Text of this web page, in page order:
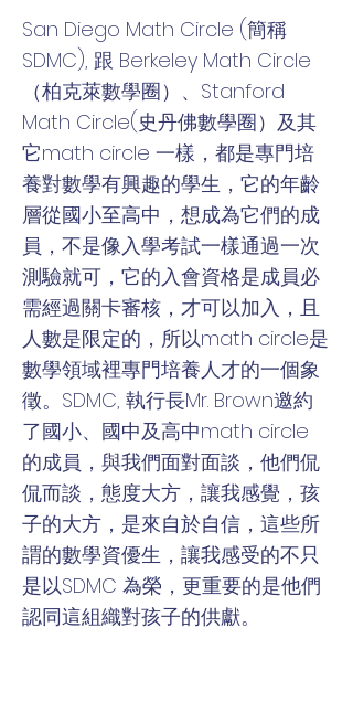
San Diego Math Circle (簡稱
SDMC), 跟 Berkeley Math Circle
（柏克萊數學圈）、Stanford
Math Circle(史丹佛數學圈）及其
它math circle 一樣，都是專門培
養對數學有興趣的學生，它的年齡
層從國小至高中，想成為它們的成
員，不是像入學考試一樣通過一次
測驗就可，它的入會資格是成員必
需經過關卡審核，才可以加入，且
人數是限定的，所以math circle是
數學領域裡專門培養人才的一個象
徵。SDMC, 執行長Mr. Brown邀約
了國小、國中及高中math circle
的成員，與我們面對面談，他們侃
侃而談，態度大方，讓我感覺，孩
子的大方，是來自於自信，這些所
謂的數學資優生，讓我感受的不只
是以SDMC 為榮，更重要的是他們
認同這組織對孩子的供獻。